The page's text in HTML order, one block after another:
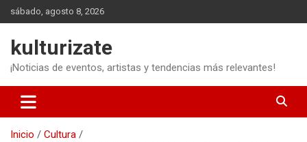
Saltar
al
sábado, agosto 8, 2026
kulturizate
¡Noticias de eventos, artistas y tendencias más relevantes!
Inicio
Cultura